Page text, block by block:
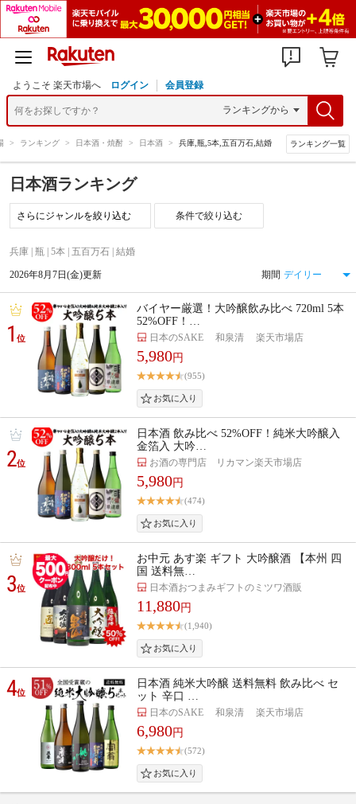
ようこそ 楽天市場へ ログイン 会員登録
> ランキング > 日本酒・焼酎 > 日本酒 > 兵庫,瓶,5本,五百万石,結婚 ランキング一覧
日本酒ランキング
条件で絞り込む
兵庫 | 瓶 | 5本 | 五百万石 | 結婚
2026年8月7日(金)更新 期間
1位
バイヤー厳選！大吟醸飲み比べ 720ml 5本
52%OFF！…
日本のSAKE 和泉清 楽天市場店
5,980円
(955)
2位
日本酒 飲み比べ 52%OFF！純米大吟醸入
金箔入 大吟…
お酒の専門店 リカマン楽天市場店
5,980円
(474)
3位
お中元 あす楽 ギフト 大吟醸酒 【本州 四
国 送料無…
日本酒おつまみギフトのミツワ酒販
11,880円
(1,940)
4位
日本酒 純米大吟醸 送料無料 飲み比べ セ
ット 辛口 …
日本のSAKE 和泉清 楽天市場店
6,980円
(572)